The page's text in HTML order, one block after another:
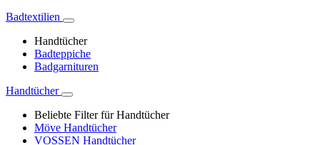
Badtextilien
Handtücher
Badteppiche
Badgarnituren
Handtücher
Beliebte Filter für Handtücher
Möve Handtücher
VOSSEN Handtücher